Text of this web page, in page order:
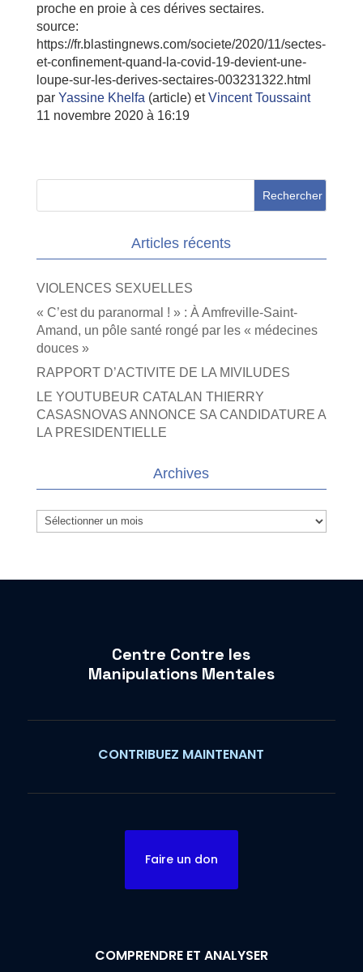
proche en proie à ces dérives sectaires.
source:
https://fr.blastingnews.com/societe/2020/11/sectes-
et-confinement-quand-la-covid-19-devient-une-
loupe-sur-les-derives-sectaires-003231322.html
par Yassine Khelfa (article) etVincent Toussaint
11 novembre 2020 à 16:19
Articles récents
VIOLENCES SEXUELLES
« C’est du paranormal ! » : À Amfreville-Saint-
Amand, un pôle santé rongé par les « médecines
douces »
RAPPORT D’ACTIVITE DE LA MIVILUDES
LE YOUTUBEUR CATALAN THIERRY
CASASNOVAS ANNONCE SA CANDIDATURE A
LA PRESIDENTIELLE
Archives
Archives
Centre Contre les
Manipulations Mentales
CONTRIBUEZ MAINTENANT
Faire un don
COMPRENDRE ET ANALYSER